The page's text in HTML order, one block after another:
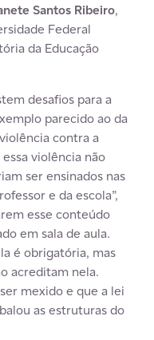
Santos Ribeiro,
Federal
da Educação
desafios para a
parecido ao da
contra a
violência não
ser ensinados nas
e da escola”,
esse conteúdo
em sala de aula.
é obrigatória, mas
acreditam nela.
mexido e que a lei
as estruturas do